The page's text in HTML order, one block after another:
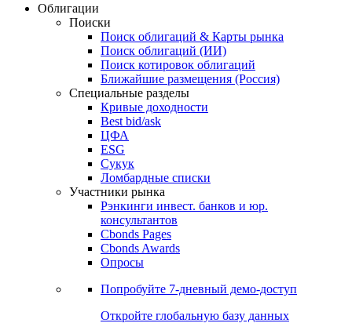
Облигации
Поиски
Поиск облигаций & Карты рынка
Поиск облигаций (ИИ)
Поиск котировок облигаций
Ближайшие размещения (Россия)
Специальные разделы
Кривые доходности
Best bid/ask
ЦФА
ESG
Сукук
Ломбардные списки
Участники рынка
Рэнкинги инвест. банков и юр.
консультантов
Cbonds Pages
Cbonds Awards
Опросы
Попробуйте 7-дневный демо-доступ
Откройте глобальную базу данных